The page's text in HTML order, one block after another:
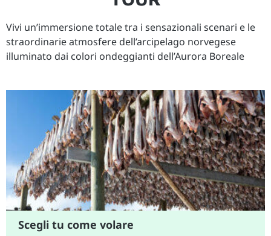
Vivi un’immersione totale tra i sensazionali scenari e le
straordinarie atmosfere dell’arcipelago norvegese
illuminato dai colori ondeggianti dell’Aurora Boreale
Scegli tu come volare